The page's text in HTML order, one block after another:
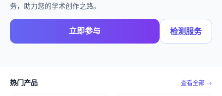
务，助力您的学术创作之路。
立即参与 检测服务
热门产品 查看全部 →